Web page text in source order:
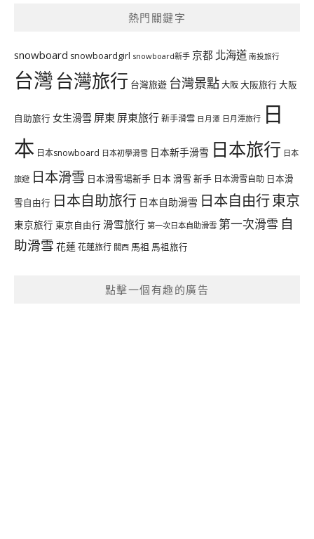
熱門關鍵字
snowboard snowboardgirl snowboard新手 京都 北海道 南投旅行
台灣台灣旅行 台灣旅遊 台灣景點大阪大阪旅行大阪
自助旅行 女生滑雪 屏東 屏東旅行新手滑雪 日月潭 日月潭旅行 日
本 日本snowboard 日本初學滑雪 日本新手滑雪 日本旅行 日本
旅遊 日本滑雪 日本滑雪場新手 日本 滑雪 新手 日本滑雪自助 日本滑
雪自由行 日本自助旅行 日本自助滑雪 日本自由行東京
東京旅行 東京自由行 滑雪旅行 第一次日本自助滑雪 第一次滑雪 自
助滑雪 花蓮花蓮旅行 關西 馬祖 馬祖旅行
點擊一個有趣的廣告